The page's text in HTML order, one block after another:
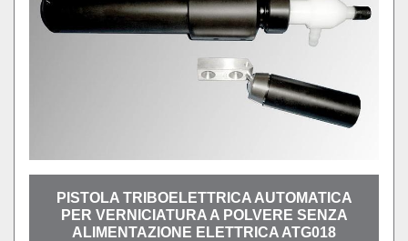
PISTOLA TRIBOELETTRICA AUTOMATICA
PER VERNICIATURA A POLVERE SENZA
ALIMENTAZIONE ELETTRICA ATG018